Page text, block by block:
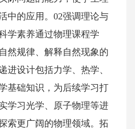
中的应用。02强调理论与
学素养通过物理课程学
然规律、解释自然现象的
进设计包括力学、热学、
基础知识，为后续学习打
学习光学、原子物理等进
索更广阔的物理领域。拓